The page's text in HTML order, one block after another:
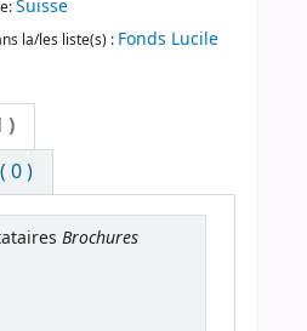
Suisse
la/les liste(s) : Fonds Lucile
)
0 )
Brochures